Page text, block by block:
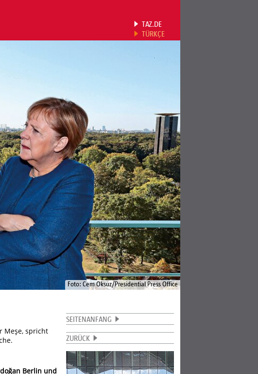
TAZ.DE
TÜRKÇE
SEITENANFANG
ZURÜCK
Foto: Cem Oksuz/Presidential Press Office
Meşe, spricht
Berlin und